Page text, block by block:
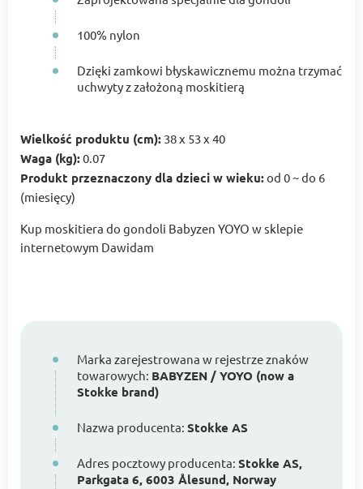
100% nylon
Dzięki zamkowi błyskawicznemu można trzymać
uchwyty z założoną moskitierą
Wielkość produktu (cm): 38 x 53 x 40
Waga (kg):0.07
Produkt przeznaczony dla dzieci w wieku:od 0 ~ do 6
(miesięcy)
Kup moskitiera do gondoli Babyzen YOYO w sklepie
internetowym Dawidam
Marka zarejestrowana w rejestrze znaków
towarowych: BABYZEN / YOYO (now a
Stokke brand)
Nazwa producenta: Stokke AS
Adres pocztowy producenta: Stokke AS,
Parkgata 6, 6003 Ålesund, Norway